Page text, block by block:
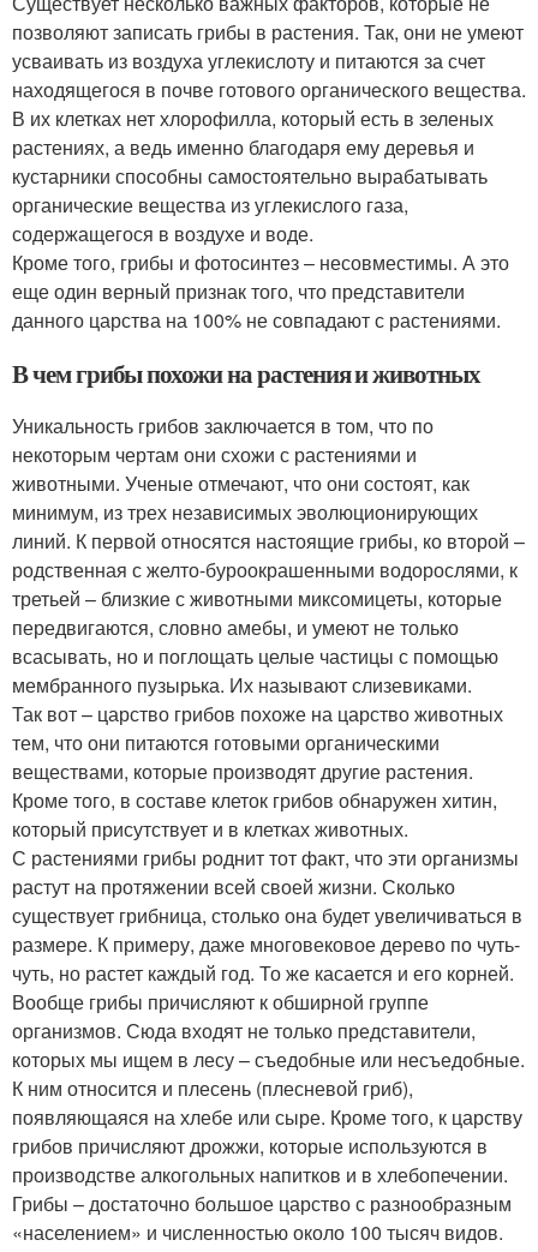
позволяют записать грибы в растения. Так, они не умеют
усваивать из воздуха углекислоту и питаются за счет
находящегося в почве готового органического вещества.
В их клетках нет хлорофилла, который есть в зеленых
растениях, а ведь именно благодаря ему деревья и
кустарники способны самостоятельно вырабатывать
органические вещества из углекислого газа,
содержащегося в воздухе и воде.
Кроме того, грибы и фотосинтез – несовместимы. А это
еще один верный признак того, что представители
данного царства на 100% не совпадают с растениями.
В чем грибы похожи на растения и животных
Уникальность грибов заключается в том, что по
некоторым чертам они схожи с растениями и
животными. Ученые отмечают, что они состоят, как
минимум, из трех независимых эволюционирующих
линий. К первой относятся настоящие грибы, ко второй –
родственная с желто-буроокрашенными водорослями, к
третьей – близкие с животными миксомицеты, которые
передвигаются, словно амебы, и умеют не только
всасывать, но и поглощать целые частицы с помощью
мембранного пузырька. Их называют слизевиками.
Так вот – царство грибов похоже на царство животных
тем, что они питаются готовыми органическими
веществами, которые производят другие растения.
Кроме того, в составе клеток грибов обнаружен хитин,
который присутствует и в клетках животных.
С растениями грибы роднит тот факт, что эти организмы
растут на протяжении всей своей жизни. Сколько
существует грибница, столько она будет увеличиваться в
размере. К примеру, даже многовековое дерево по чуть-
чуть, но растет каждый год. То же касается и его корней.
Вообще грибы причисляют к обширной группе
организмов. Сюда входят не только представители,
которых мы ищем в лесу – съедобные или несъедобные.
К ним относится и плесень (плесневой гриб),
появляющаяся на хлебе или сыре. Кроме того, к царству
грибов причисляют дрожжи, которые используются в
производстве алкогольных напитков и в хлебопечении.
Грибы – достаточно большое царство с разнообразным
«населением» и численностью около 100 тысяч видов.